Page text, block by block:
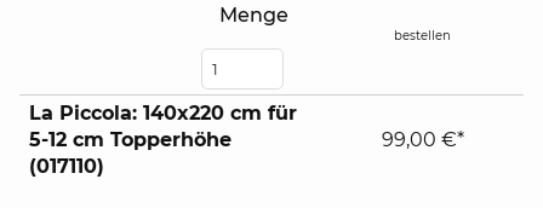
Menge
bestellen
La Piccola: 140x220 cm für
5-12 cm Topperhöhe
(017110)
99,00 €*